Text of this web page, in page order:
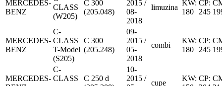
MERCEDES-
BENZ
CLASS
(W205)
C 300
(205.048)
2015 /
08-
2018
limuzina
KW:
180
CP:
245
MERCEDES-
BENZ
C-
CLASS
T-Model
(S205)
C 300
(205.248)
09-
2015 /
05-
2018
combi
KW:
180
CP:
245
MERCEDES-
C-
CLASS
C 250 d
10-
2015 /
cupe
KW: CP: